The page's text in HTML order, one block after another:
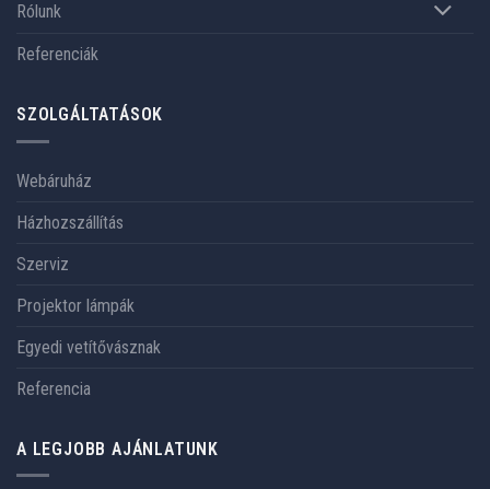
Rólunk
Referenciák
SZOLGÁLTATÁSOK
Webáruház
Házhozszállítás
Szerviz
Projektor lámpák
Egyedi vetítővásznak
Referencia
A LEGJOBB AJÁNLATUNK